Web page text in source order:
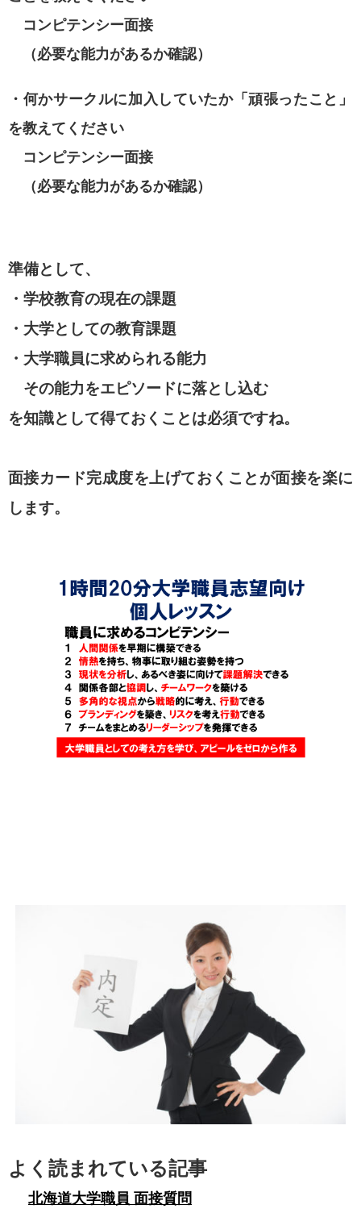
コンピテンシー面接
（必要な能力があるか確認）
・何かサークルに加入していたか「頑張ったこと」
を教えてください
コンピテンシー面接
（必要な能力があるか確認）
準備として、
・学校教育の現在の課題
・大学としての教育課題
・大学職員に求められる能力
その能力をエピソードに落とし込む
を知識として得ておくことは必須ですね。
面接カード完成度を上げておくことが面接を楽に
します。
よく読まれている記事
北海道大学職員 面接質問